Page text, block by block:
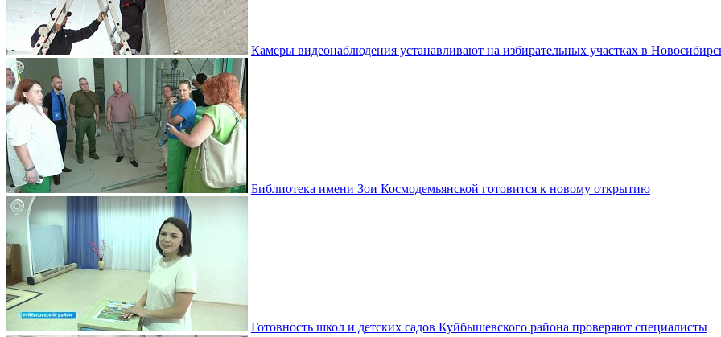
Камеры видеонаблюдения устанавливают на избирательных участках в
Библиотека имени Зои Космодемьянской готовится к новому открытию
Готовность школ и детских садов Куйбышевского района проверяют специалисты